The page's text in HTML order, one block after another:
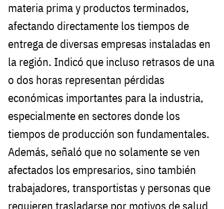
materia prima y productos terminados,
afectando directamente los tiempos de
entrega de diversas empresas instaladas en
la región. Indicó que incluso retrasos de una
o dos horas representan pérdidas
económicas importantes para la industria,
especialmente en sectores donde los
tiempos de producción son fundamentales.
Además, señaló que no solamente se ven
afectados los empresarios, sino también
trabajadores, transportistas y personas que
requieren trasladarse por motivos de salud